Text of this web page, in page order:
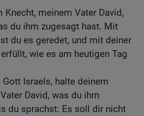
Knecht, meinem Vater David,
du ihm zugesagt hast. Mit
du es geredet, und mit deiner
wie es am heutigen Tag
Gott Israels, halte deinem
David, was du ihm
du sprachst: Es soll dir nicht